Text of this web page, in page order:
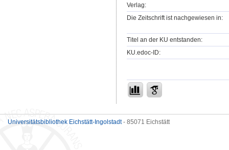
Verlag:
Die Zeitschrift ist nachgewiesen in:
Titel an der KU entstanden:
KU.edoc-ID:
Universitätsbibliothek Eichstätt-Ingolstadt- 85071 Eichstätt